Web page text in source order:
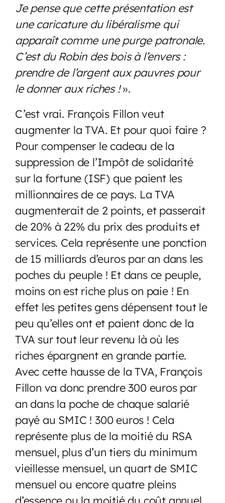
Je pense que cette présentation est
une caricature du libéralisme qui
apparaît comme une purge patronale.
C’est du Robin des bois à l’envers :
prendre de l’argent aux pauvres pour
le donner aux riches !».
C’est vrai. François Fillon veut
augmenter la TVA. Et pour quoi faire ?
Pour compenser le cadeau de la
suppression de l’Impôt de solidarité
sur la fortune (ISF) que paient les
millionnaires de ce pays. La TVA
augmenterait de 2 points, et passerait
de 20% à 22% du prix des produits et
services. Cela représente une ponction
de 15 milliards d’euros par an dans les
poches du peuple ! Et dans ce peuple,
moins on est riche plus on paie ! En
effet les petites gens dépensent tout le
peu qu’elles ont et paient donc de la
TVA sur tout leur revenu là où les
riches épargnent en grande partie.
Avec cette hausse de la TVA, François
Fillon va donc prendre 300 euros par
an dans la poche de chaque salarié
payé au SMIC ! 300 euros ! Cela
représente plus de la moitié du RSA
mensuel, plus d’un tiers du minimum
vieillesse mensuel, un quart de SMIC
mensuel ou encore quatre pleins
d’essence ou la moitié du coût annuel